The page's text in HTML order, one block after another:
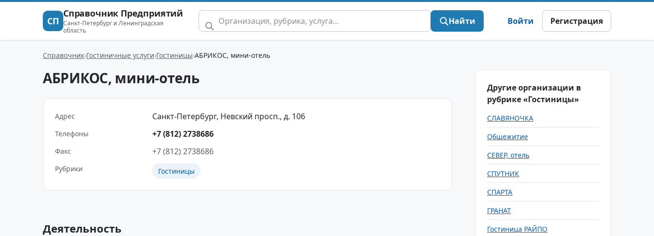
СП
Справочник Предприятий
Санкт-Петербург и Ленинградская
область
Найти Войти Регистрация
Справочник Гостиничные услуги Гостиницы АБРИКОС, мини-отель
АБРИКОС, мини-отель
Адрес Санкт-Петербург, Невский просп., д. 106
Телефоны +7 (812) 2738686
Факс +7 (812) 2738686
Рубрики Гостиницы
Деятельность
Другие организации в
рубрике «Гостиницы»
СЛАВЯНОЧКА
Общежитие
СЕВЕР, отель
СПУТНИК
СПАРТА
ГРАНАТ
Гостиница РАЙПО